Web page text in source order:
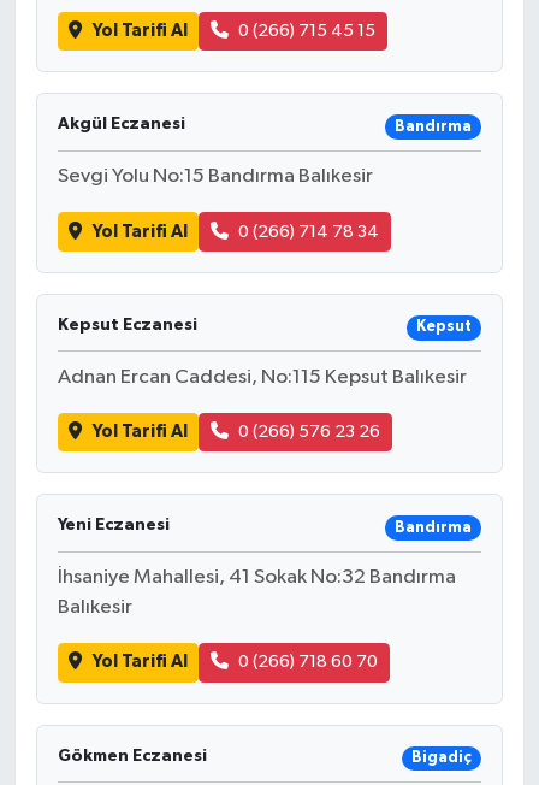
Yol Tarifi Al 0 (266) 715 45 15
Akgül Eczanesi Bandırma
Sevgi Yolu No:15 Bandırma Balıkesir
Yol Tarifi Al 0 (266) 714 78 34
Kepsut Eczanesi Kepsut
Adnan Ercan Caddesi, No:115 Kepsut Balıkesir
Yol Tarifi Al 0 (266) 576 23 26
Yeni Eczanesi Bandırma
İhsaniye Mahallesi, 41 Sokak No:32 Bandırma
Balıkesir
Yol Tarifi Al 0 (266) 718 60 70
Gökmen Eczanesi Bigadiç